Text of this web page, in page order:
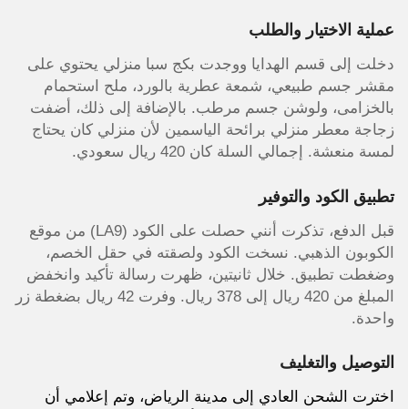
عملية الاختيار والطلب
دخلت إلى قسم الهدايا ووجدت بكج سبا منزلي يحتوي على
مقشر جسم طبيعي، شمعة عطرية بالورد، ملح استحمام
بالخزامى، ولوشن جسم مرطب. بالإضافة إلى ذلك، أضفت
زجاجة معطر منزلي برائحة الياسمين لأن منزلي كان يحتاج
لمسة منعشة. إجمالي السلة كان 420 ريال سعودي.
تطبيق الكود والتوفير
قبل الدفع، تذكرت أنني حصلت على الكود (LA9) من موقع
الكوبون الذهبي. نسخت الكود ولصقته في حقل الخصم،
وضغطت تطبيق. خلال ثانيتين، ظهرت رسالة تأكيد وانخفض
المبلغ من 420 ريال إلى 378 ريال. وفرت 42 ريال بضغطة زر
واحدة.
التوصيل والتغليف
اخترت الشحن العادي إلى مدينة الرياض، وتم إعلامي أن